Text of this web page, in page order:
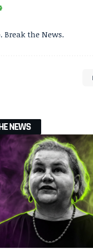
Break the News.
NEWS